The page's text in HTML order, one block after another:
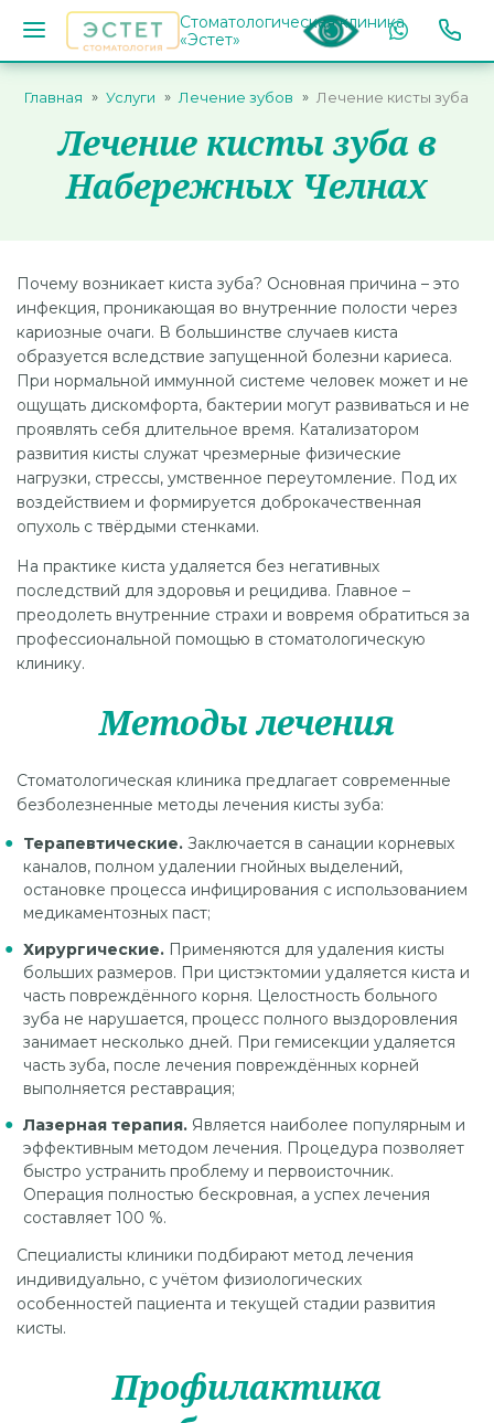
Стоматологическая клиника
«Эстет»
Главная Услуги Лечение зубов Лечение кисты зуба
Лечение кисты зуба в
Набережных Челнах
Почему возникает киста зуба? Основная причина – это
инфекция, проникающая во внутренние полости через
кариозные очаги. В большинстве случаев киста
образуется вследствие запущенной болезни кариеса.
При нормальной иммунной системе человек может и не
ощущать дискомфорта, бактерии могут развиваться и не
проявлять себя длительное время. Катализатором
развития кисты служат чрезмерные физические
нагрузки, стрессы, умственное переутомление. Под их
воздействием и формируется доброкачественная
опухоль с твёрдыми стенками.
На практике киста удаляется без негативных
последствий для здоровья и рецидива. Главное –
преодолеть внутренние страхи и вовремя обратиться за
профессиональной помощью в стоматологическую
клинику.
Методы лечения
Стоматологическая клиника предлагает современные
безболезненные методы лечения кисты зуба:
Терапевтические. Заключается в санации корневых
каналов, полном удалении гнойных выделений,
остановке процесса инфицирования с использованием
медикаментозных паст;
Хирургические. Применяются для удаления кисты
больших размеров. При цистэктомии удаляется киста и
часть повреждённого корня. Целостность больного
зуба не нарушается, процесс полного выздоровления
занимает несколько дней. При гемисекции удаляется
часть зуба, после лечения повреждённых корней
выполняется реставрация;
Лазерная терапия. Является наиболее популярным и
эффективным методом лечения. Процедура позволяет
быстро устранить проблему и первоисточник.
Операция полностью бескровная, а успех лечения
составляет 100 %.
Специалисты клиники подбирают метод лечения
индивидуально, с учётом физиологических
особенностей пациента и текущей стадии развития
кисты.
Профилактика